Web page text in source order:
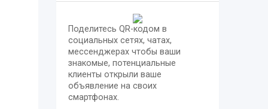
Поделитесь QR-кодом в
социальных сетях, чатах,
мессенджерах чтобы ваши
знакомые, потенциальные
клиенты открыли ваше
объявление на своих
смартфонах.